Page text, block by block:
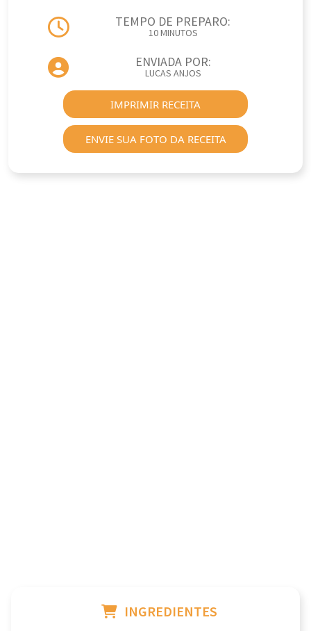
TEMPO DE PREPARO:
10 MINUTOS
ENVIADA POR:
LUCAS ANJOS
IMPRIMIR RECEITA
ENVIE SUA FOTO DA RECEITA
INGREDIENTES